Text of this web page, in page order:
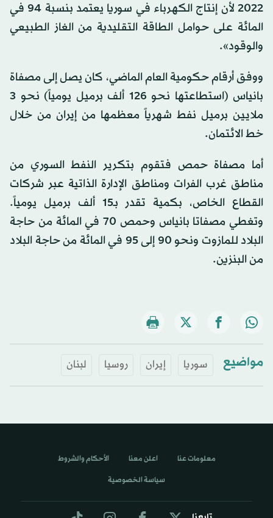
2022 لأن إنتاج الكهرباء في سوريا يعتمد بنسبة 94 في
المائة على حوامل الطاقة التقليدية من الغاز الطبيعي
والوقود».
ووفق أرقام حكومية العام الماضي، كان يصل إلى مصفاة
بانياس (استطاعتها نحو 126 ألف برميل يومياً) نحو 3
ملايين برميل نفط شهرياً معظمها من إيران من خلال
خط الائتمان.
أما مصفاة حمص فتقوم بتكرير النفط السوري من
مناطق غرب الفرات ومناطق الإدارة الذاتية عبر شركات
القطاع الخاص، بكمية تقدر بـ15 ألف برميل يومياً.
وتغطي مصفاتا بانياس وحمص 70 في المائة من حاجة
البلاد للمازوت ونحو 90 إلى 95 في المائة من حاجة البلاد
من البنزين.
مواضيع سوريا إيران روسيا لبنان
معلومات عنا اعلن معنا الأحكام والشروط
سياسة الخصوصية